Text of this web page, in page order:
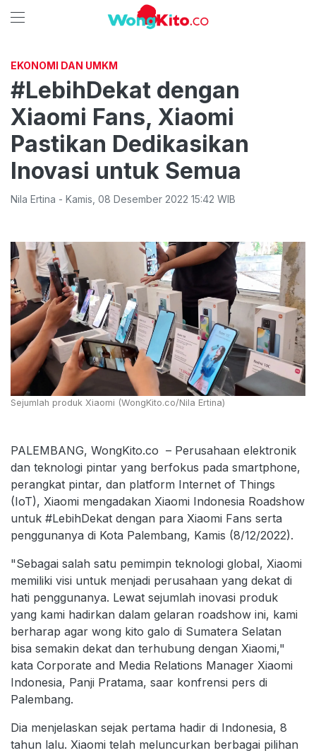
EKONOMI DAN UMKM
#LebihDekat dengan
Xiaomi Fans, Xiaomi
Pastikan Dedikasikan
Inovasi untuk Semua
Nila Ertina - Kamis 08 Desember 2022 15:42 WIB
Sejumlah produk Xiaomi (WongKito.co/Nila Ertina)
PALEMBANG, WongKito.co – Perusahaan elektronik
dan teknologi pintar yang berfokus pada smartphone,
perangkat pintar, dan platform Internet of Things
(IoT), Xiaomi mengadakan Xiaomi Indonesia Roadshow
untuk #LebihDekat dengan para Xiaomi Fans serta
penggunanya di Kota Palembang, Kamis (8/12/2022).
"Sebagai salah satu pemimpin teknologi global, Xiaomi
memiliki visi untuk menjadi perusahaan yang dekat di
hati penggunanya. Lewat sejumlah inovasi produk
yang kami hadirkan dalam gelaran roadshow ini, kami
berharap agar wong kito galo di Sumatera Selatan
bisa semakin dekat dan terhubung dengan Xiaomi,"
kata Corporate and Media Relations Manager Xiaomi
Indonesia, Panji Pratama, saar konfrensi pers di
Palembang.
Dia menjelaskan sejak pertama hadir di Indonesia, 8
tahun lalu. Xiaomi telah meluncurkan berbagai pilihan